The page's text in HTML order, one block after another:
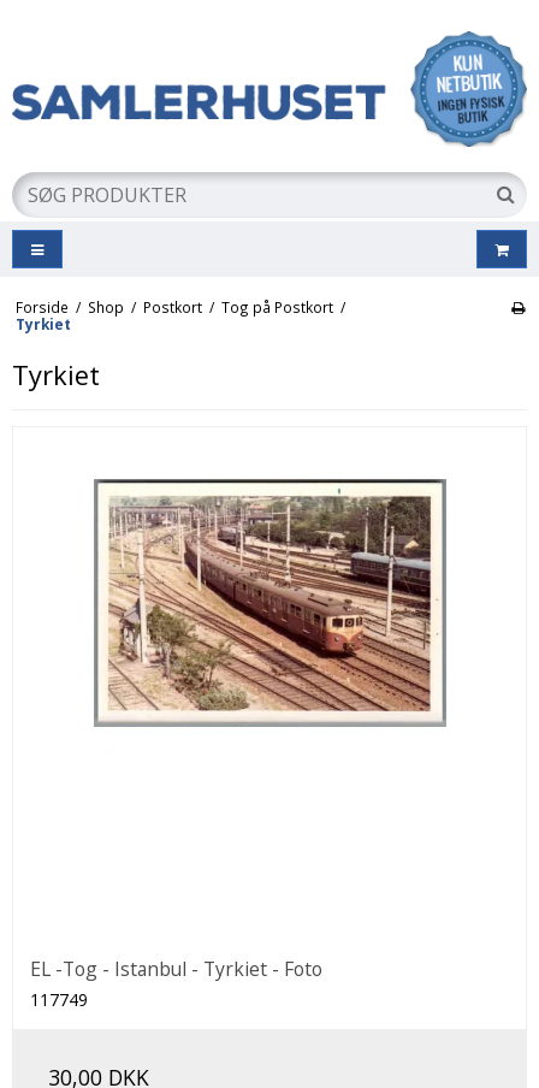
Forside / Shop / Postkort / Tog på Postkort /
Tyrkiet
Tyrkiet
EL -Tog - Istanbul - Tyrkiet - Foto
117749
30,00 DKK